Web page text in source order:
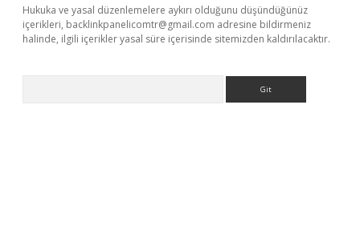
Hukuka ve yasal düzenlemelere aykırı olduğunu düşündüğünüz
içerikleri, backlinkpanelicomtr@gmail.com adresine bildirmeniz
halinde, ilgili içerikler yasal süre içerisinde sitemizden kaldırılacaktır.